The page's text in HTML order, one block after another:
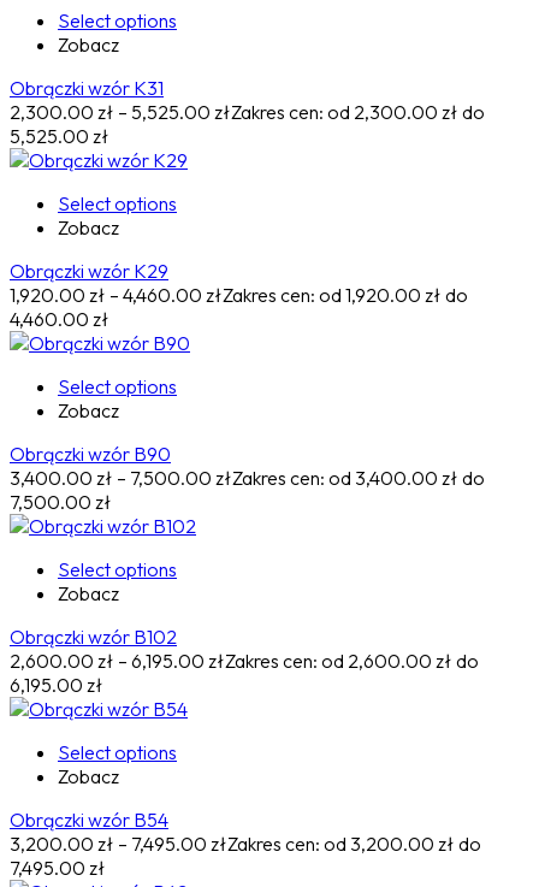
Select options
Zobacz
Obrączki wzór K31
2,300.00 zł – 5,525.00 złZakres cen: od 2,300.00 zł do
5,525.00 zł
Select options
Zobacz
Obrączki wzór K29
1,920.00 zł – 4,460.00 złZakres cen: od 1,920.00 zł do
4,460.00 zł
Select options
Zobacz
Obrączki wzór B90
3,400.00 zł – 7,500.00 złZakres cen: od 3,400.00 zł do
7,500.00 zł
Select options
Zobacz
Obrączki wzór B102
2,600.00 zł – 6,195.00 złZakres cen: od 2,600.00 zł do
6,195.00 zł
Select options
Zobacz
Obrączki wzór B54
3,200.00 zł – 7,495.00 złZakres cen: od 3,200.00 zł do
7,495.00 zł